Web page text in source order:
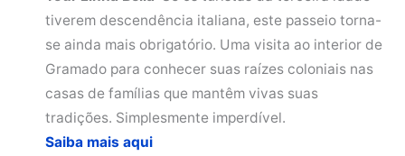
tiverem descendência italiana, este passeio torna-
se ainda mais obrigatório. Uma visita ao interior de
Gramado para conhecer suas raízes coloniais nas
casas de famílias que mantêm vivas suas
tradições. Simplesmente imperdível.
Saiba mais aqui